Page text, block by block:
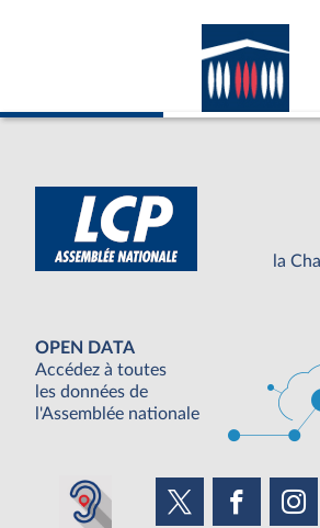
la
OPEN DATA
Accédez à toutes
les données de
l'Assemblée nationale